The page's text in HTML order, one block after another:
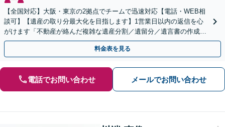
【全国対応】大阪・東京の2拠点でチームで迅速対応【電話・WEB相
談可】【遺産の取り分最大化を目指します】1営業日以内の返信を心
がけます「不動産が絡んだ複雑な遺産分割／遺留分／遺言書の作成・
執行／事業承継など、お任せください」【休日相談あり】
料金表を見る
電話でお問い合わせ メールでお問い合わせ